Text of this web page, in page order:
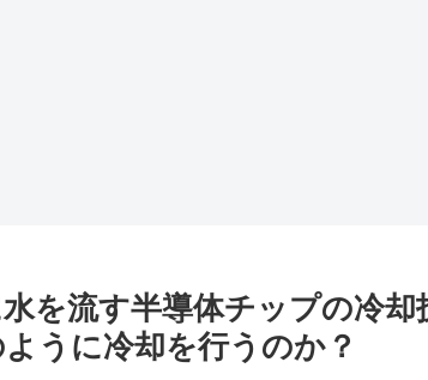
を流す半導体チップの冷
うに冷却を行うのか？